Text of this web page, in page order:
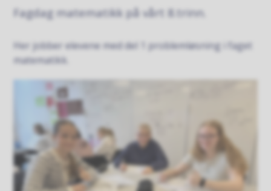
Fagdag matematikk på vårt 8.trinn.
Her jobber elevene med del 1 problemløsning i faget
matematikk.